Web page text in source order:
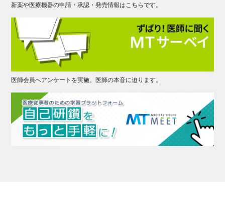
新薬や医療機器の申請・承認・発売情報はこちらです。
医師会員へアンケートを実施。医師の本音に迫ります。